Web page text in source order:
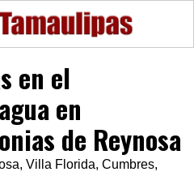
en el
en
de Reynosa
Villa Florida, Cumbres,